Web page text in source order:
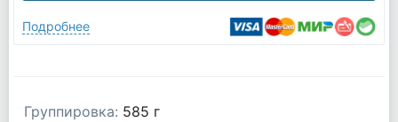
Подробнее
Группировка: 585 г